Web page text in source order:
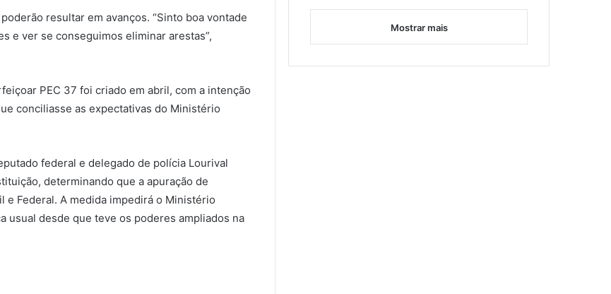
resultar em avanços. “Sinto boa vontade
e ver se conseguimos eliminar arestas”,
PEC 37 foi criado em abril, com a intenção
conciliasse as expectativas do Ministério
federal e delegado de polícia Lourival
determinando que a apuração de
e Federal. A medida impedirá o Ministério
usual desde que teve os poderes ampliados na
Mostrar mais